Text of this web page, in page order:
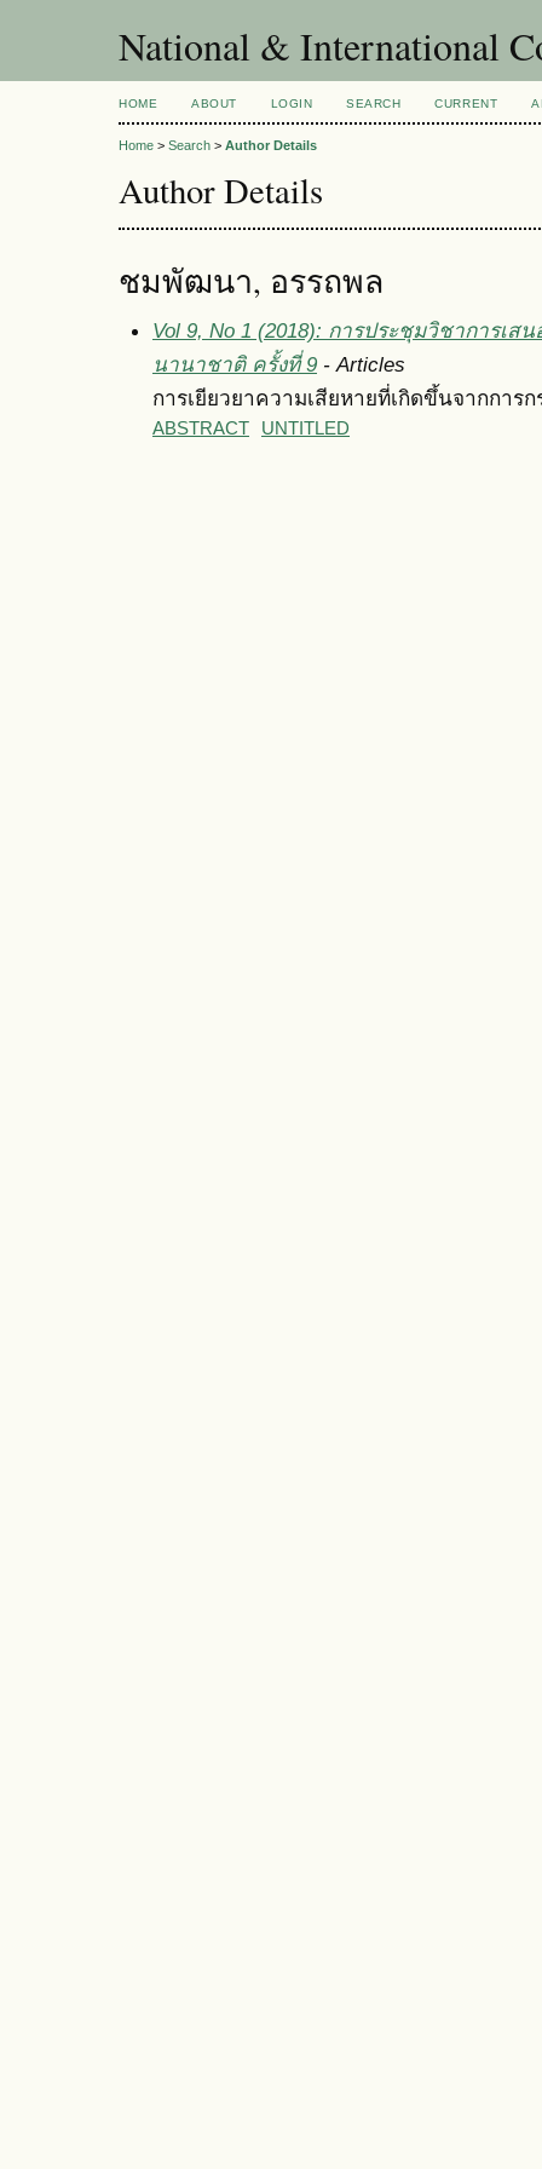
National & International
HOME ABOUT LOGIN SEARCH CURRENT
Home > Search > Author Details
Author Details
ชมพัฒนา, อรรถพล
Vol 9, No 1 (2018): การประชุมวิชาการเส
นานาชาติ ครั้งที่ 9 - Articles
การเยียวยาความเสียหายที่เกิดขึ้นจากการ
ABSTRACT UNTITLED